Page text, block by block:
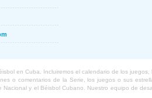
en Cuba. Incluiremos el calendario de los juegos,
o comentarios de la Serie, los juegos o sus
y el Béisbol Cubano. Nuestro equipo de